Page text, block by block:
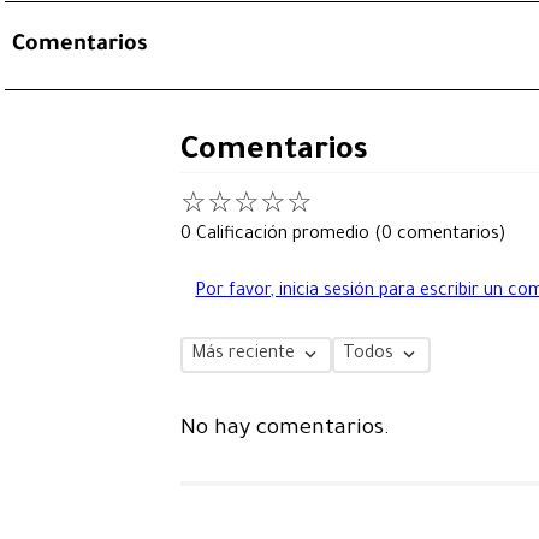
Comentarios
Comentarios
☆☆☆☆☆
0 Calificación promedio (0 comentarios)
Por favor, inicia sesión para escribir un
Más reciente Todos
No hay comentarios.